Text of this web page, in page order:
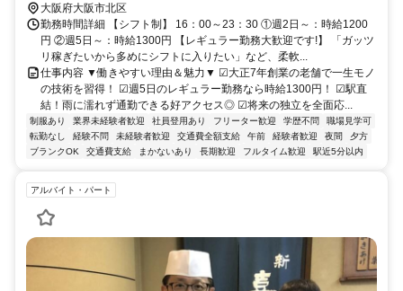
大阪府大阪市北区
勤務時間詳細 【シフト制】 16：00～23：30 ①週2日～：時給1200
円 ②週5日～：時給1300円 【レギュラー勤務大歓迎です!】 「ガッツ
リ稼ぎたいから多めにシフトに入りたい」など、柔軟...
仕事内容 ▼働きやすい理由＆魅力▼ ☑大正7年創業の老舗で一生モノ
の技術を習得！ ☑週5日のレギュラー勤務なら時給1300円！ ☑駅直
結！雨に濡れず通勤できる好アクセス◎ ☑将来の独立を全面応...
制服あり 業界未経験者歓迎 社員登用あり フリーター歓迎 学歴不問
職場見学可
転勤なし
経験不問 未経験者歓迎 交通費全額支給 午前 経験者歓迎 夜間
夕方
ブランクOK
交通費支給 まかないあり 長期歓迎 フルタイム歓迎 駅近5分以内
アルバイト・パート